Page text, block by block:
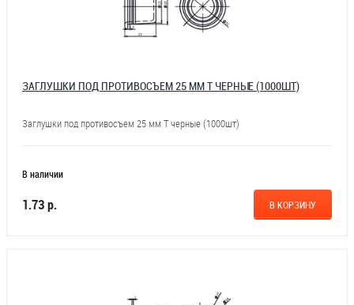
ЗАГЛУШКИ ПОД ПРОТИВОСЪЕМ 25 ММ Т ЧЕРНЫЕ (1000ШТ)
Заглушки под противосъем 25 мм Т черные (1000шт)
В наличии
1.73 р. В КОРЗИНУ